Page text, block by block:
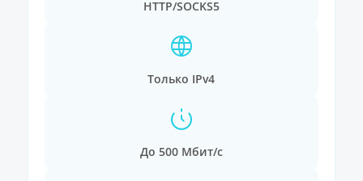
HTTP/SOCKS5
Только IPv4
До 500 Мбит/с